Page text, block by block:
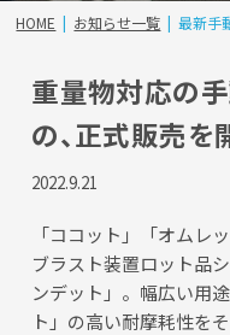
HOME お知らせ一覧 最新手
重量物対応の手
の、正式販売を
2022.9.21
「ココット」「オムレ
ブラスト装置ロット品
ンデット」。幅広い用
ト」の高い耐摩耗性を